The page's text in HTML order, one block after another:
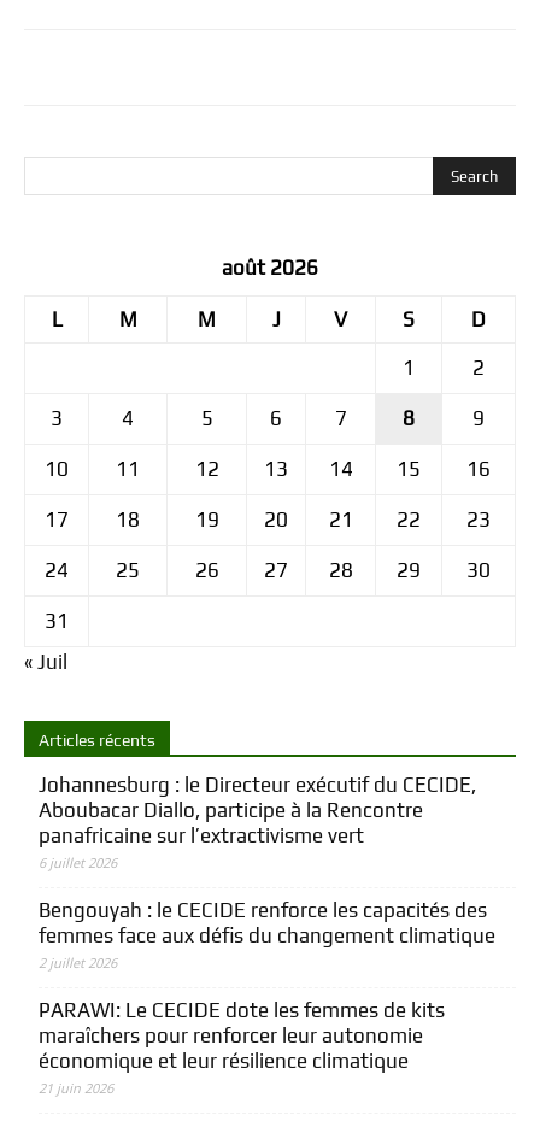
août 2026
L M M J V S
D
1
2
3 4 5 6 7 8 9
10 11 12 13 14 15 16
17 18 19 20 21 22 23
24 25 26 27 28 29 30
31
« Juil
Articles récents
Johannesburg : le Directeur exécutif du CECIDE,
Aboubacar Diallo, participe à la Rencontre
panafricaine sur l’extractivisme vert
6 juillet 2026
Bengouyah : le CECIDE renforce les capacités des
femmes face aux défis du changement climatique
2 juillet 2026
PARAWI: Le CECIDE dote les femmes de kits
maraîchers pour renforcer leur autonomie
économique et leur résilience climatique
21 juin 2026